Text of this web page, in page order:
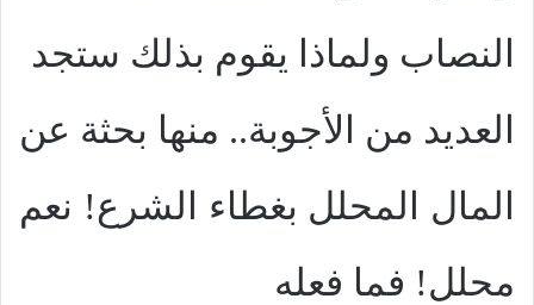
النصاب ولماذا يقوم بذلك ستجد
العديد من الأجوبة.. منها بحثة عن
المال المحلل بغطاء الشرع! نعم
محلل! فما فعله